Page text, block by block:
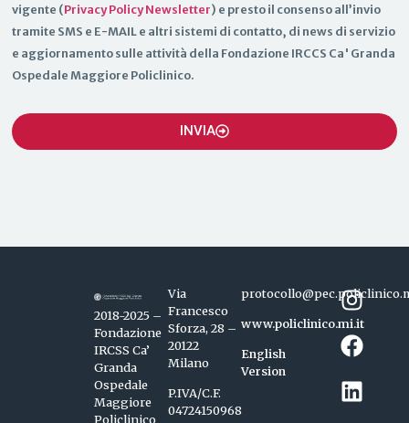
vigente (Privacy Policy Newsletter) e presto il consenso all’invio
tramite SMS e E-MAIL e altri sistemi di contatto, di news di servizio
e aggiornamento sulle attività della Fondazione IRCCS Ca' Granda
Ospedale Maggiore Policlinico.
INVIA
2018-2025 –
Fondazione
IRCSS Ca’
Granda
Ospedale
Maggiore
Policlinico
Via
Francesco
Sforza, 28 –
20122
Milano
P.IVA/C.F.
04724150968
www.policlinico.mi.it
English
Version